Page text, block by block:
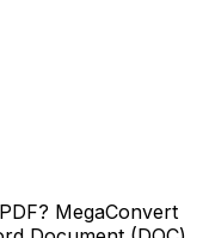
MegaConvert